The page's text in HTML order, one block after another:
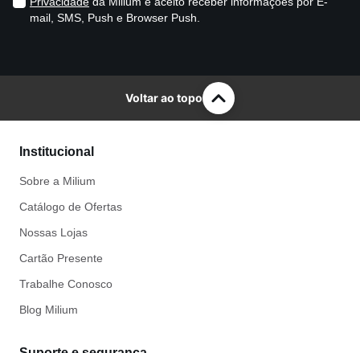
mail, SMS, Push e Browser Push.
Voltar ao topo
Institucional
Sobre a Milium
Catálogo de Ofertas
Nossas Lojas
Cartão Presente
Trabalhe Conosco
Blog Milium